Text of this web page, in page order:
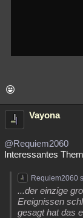
Vayona
@Requiem2060
Interessantes
Requiem2060
...der einzige
Ereignissen
gesagt hat das